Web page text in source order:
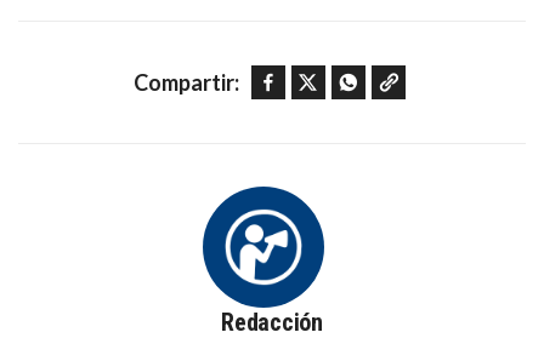
Compartir: Facebook Twitter WhatsApp Copy link
Redacción